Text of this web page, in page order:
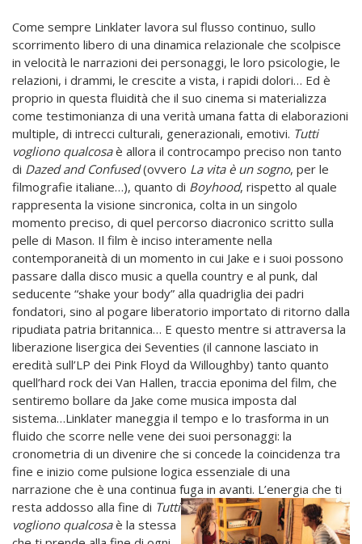
Come sempre Linklater lavora sul flusso continuo, sullo
scorrimento libero di una dinamica relazionale che scolpisce
in velocità le narrazioni dei personaggi, le loro psicologie, le
relazioni, i drammi, le crescite a vista, i rapidi dolori… Ed è
proprio in questa fluidità che il suo cinema si materializza
come testimonianza di una verità umana fatta di elaborazioni
multiple, di intrecci culturali, generazionali, emotivi. Tutti
vogliono qualcosaè allora il controcampo preciso non tanto
di Dazed and Confused(ovvero La vita è un sogno, per le
filmografie italiane…), quanto di Boyhood, rispetto al quale
rappresenta la visione sincronica, colta in un singolo
momento preciso, di quel percorso diacronico scritto sulla
pelle di Mason. Il film è inciso interamente nella
contemporaneità di un momento in cui Jake e i suoi possono
passare dalla disco music a quella country e al punk, dal
seducente “shake your body” alla quadriglia dei padri
fondatori, sino al pogare liberatorio importato di ritorno dalla
ripudiata patria britannica… E questo mentre si attraversa la
liberazione lisergica dei Seventies (il cannone lasciato in
eredità sull’LP dei Pink Floyd da Willoughby) tanto quanto
quell’hard rock dei Van Hallen, traccia eponima del film, che
sentiremo bollare da Jake come musica imposta dal
sistema…Linklater maneggia il tempo e lo trasforma in un
fluido che scorre nelle vene dei suoi personaggi: la
cronometria di un divenire che si concede la coincidenza tra
fine e inizio come pulsione logica essenziale di una
narrazione che è una continua fuga in avanti. L’energia che ti
resta addosso alla fine di Tutti
vogliono qualcosaè la stessa